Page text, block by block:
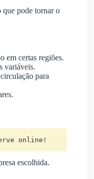
que pode tornar o
em certas regiões.
variáveis.
para
online!
escolhida.